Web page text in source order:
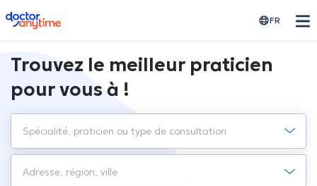
doctoranytime FR
Trouvez le meilleur praticien
pour vous à !